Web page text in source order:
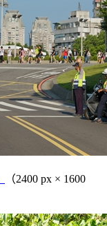
（2400 px × 1600